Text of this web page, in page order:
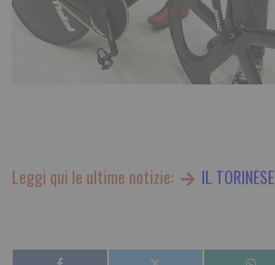
Leggi qui le ultime notizie: IL TORINESE